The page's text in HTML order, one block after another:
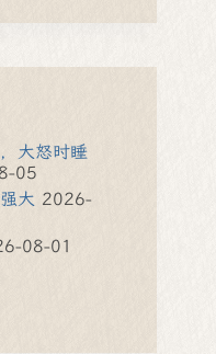
大怒时睡
05
大 2026-
08-01